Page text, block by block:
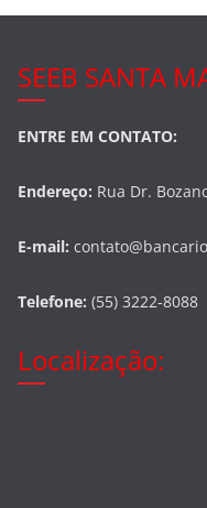
SEEB SANTA
ENTRE EM CONTATO:
Endereço: Rua Dr.
E-mail:
Telefone: (55) 3222-8088
Localização: